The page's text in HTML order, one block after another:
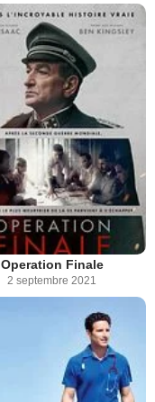
Operation Finale
2 septembre 2021